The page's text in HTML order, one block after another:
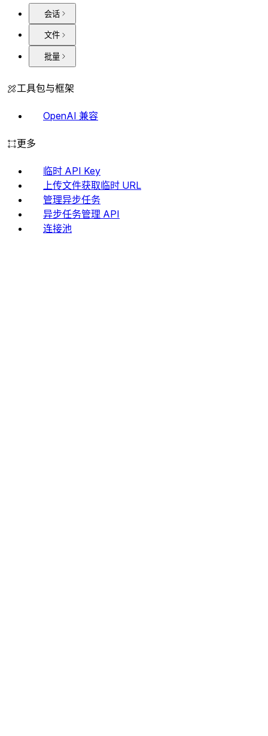
会话
文件
批量
工具包与框架
OpenAI 兼容
更多
临时 API Key
上传文件获取临时 URL
管理异步任务
异步任务管理 API
连接池